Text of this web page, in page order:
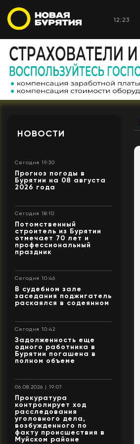
12:23
НОВОСТИ
Сегодня 19:30
Прогноз погоды в
Бурятии на 08 августа
2026 года
Сегодня 18:10
Потомственный
строитель из Бурятии
отмечает 70 лет и
профессиональный
праздник
Сегодня 10:46
В судебном зале
заседания поджигатель
раскаялся в содеянном
Сегодня 10:42
Задолженность еще
одного работника в
Бурятии погашена в
полном объеме
06.08.2026 | 19:07
Прокуратура
контролирует ход
расследования
уголовного дела,
возбужденного по
факту происшествия в
Муйском районе